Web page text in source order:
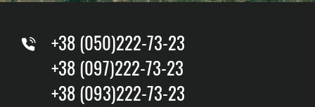
+38 (050)222-73-23
+38 (097)222-73-23
+38 (093)222-73-23